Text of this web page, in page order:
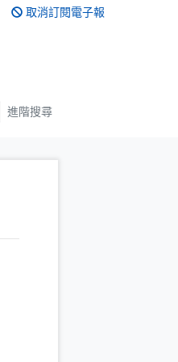
取消訂閱電子報
進階搜尋